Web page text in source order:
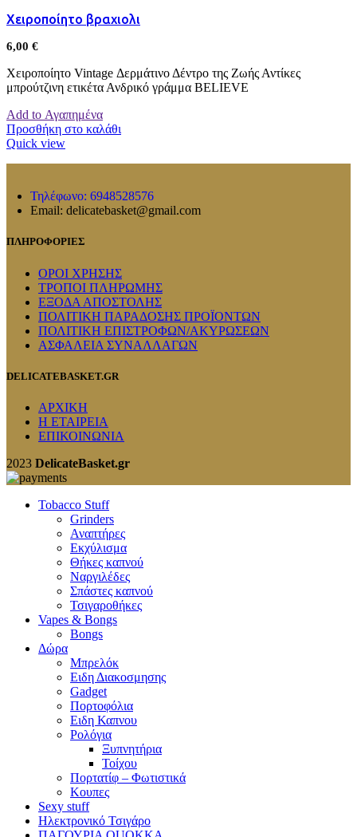
Χειροποίητο βραχιολι
6,00 €
Χειροποίητο Vintage Δερμάτινο Δέντρο της Ζωής Αντίκες
μπρούτζινη ετικέτα Ανδρικό γράμμα BELIEVE
Add to Αγαπημένα
Προσθήκη στο καλάθι
Quick view
Τηλέφωνο: 6948528576
Email: delicatebasket@gmail.com
ΠΛΗΡΟΦΟΡΙΕΣ
ΟΡΟΙ ΧΡΗΣΗΣ
ΤΡΟΠΟΙ ΠΛΗΡΩΜΗΣ
ΕΞΟΔΑ ΑΠΟΣΤΟΛΗΣ
ΠΟΛΙΤΙΚΗ ΠΑΡΑΔΟΣΗΣ ΠΡΟΪΟΝΤΩΝ
ΠΟΛΙΤΙΚΗ ΕΠΙΣΤΡΟΦΩΝ/ΑΚΥΡΩΣΕΩΝ
ΑΣΦΑΛΕΙΑ ΣΥΝΑΛΛΑΓΩΝ
DELICATEBASKET.GR
ΑΡΧΙΚΗ
Η ΕΤΑΙΡΕΙΑ
ΕΠΙΚΟΙΝΩΝΙΑ
2023 DelicateBasket.gr
Tobacco Stuff
Grinders
Αναπτήρες
Εκχύλισμα
Θήκες καπνού
Ναργιλέδες
Σπάστες καπνού
Τσιγαροθήκες
Vapes & Bongs
Bongs
Δώρα
Μπρελόκ
Eιδη Διακοσμησης
Gadget
Πορτοφόλια
Ειδη Καπνου
Ρολόγια
Ξυπνητήρια
Τοίχου
Πορτατίφ – Φωτιστικά
Κουπες
Sexy stuff
Ηλεκτρονικό Τσιγάρο